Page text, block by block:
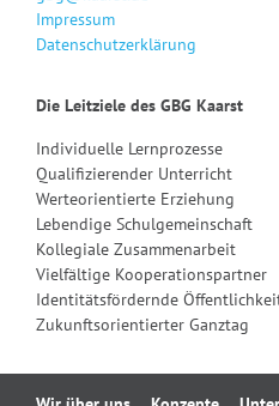
Impressum
Datenschutzerklärung
Die Leitziele des GBG Kaarst
Individuelle Lernprozesse
Qualifizierender Unterricht
Werteorientierte Erziehung
Lebendige Schulgemeinschaft
Kollegiale Zusammenarbeit
Vielfältige Kooperationspartner
Identitätsfördernde
Zukunftsorientierter Ganztag